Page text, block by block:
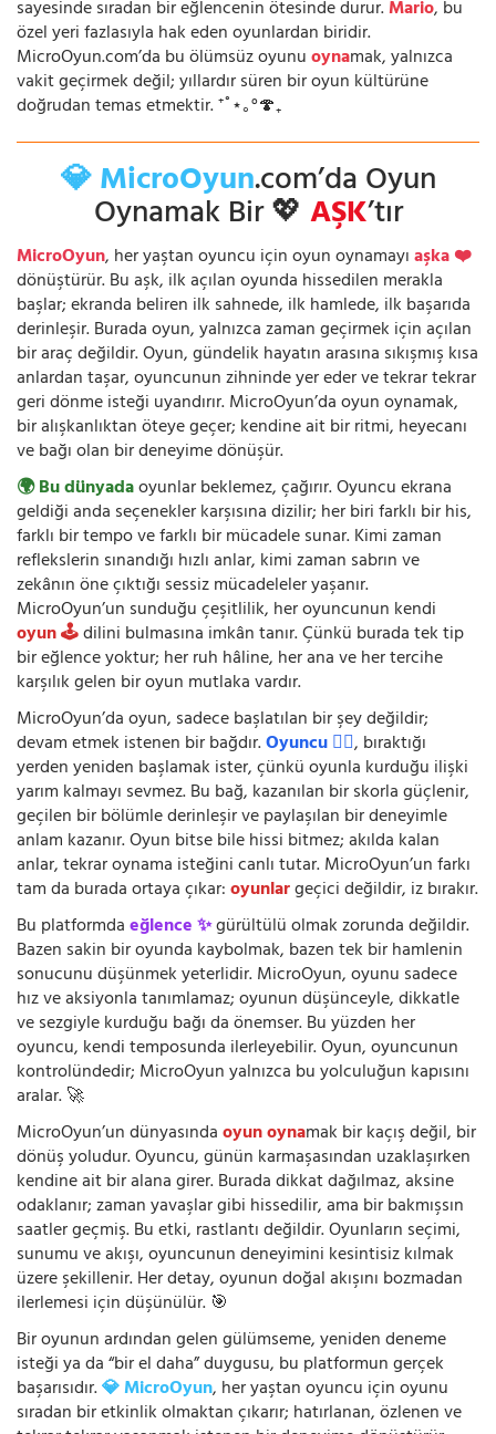
sayesinde sıradan bir eğlencenin ötesinde durur.Mario, bu
özel yeri fazlasıyla hak eden oyunlardan biridir.
MicroOyun.com’da bu ölümsüz oyunuoynamak, yalnızca
vakit geçirmek değil; yıllardır süren bir oyun kültürüne
doğrudan temas etmektir. ⁺˚⋆｡°🍄₊
💎 MicroOyun.com’da Oyun
Oynamak Bir 💖AŞK’tır
MicroOyun, her yaştan oyuncu için oyun oynamayıaşka ❤️
dönüştürür. Bu aşk, ilk açılan oyunda hissedilen merakla
başlar; ekranda beliren ilk sahnede, ilk hamlede, ilk başarıda
derinleşir. Burada oyun, yalnızca zaman geçirmek için açılan
bir araç değildir. Oyun, gündelik hayatın arasına sıkışmış kısa
anlardan taşar, oyuncunun zihninde yer eder ve tekrar tekrar
geri dönme isteği uyandırır. MicroOyun’da oyun oynamak,
bir alışkanlıktan öteye geçer; kendine ait bir ritmi, heyecanı
ve bağı olan bir deneyime dönüşür.
🌍 Bu dünyadaoyunlar beklemez, çağırır. Oyuncu ekrana
geldiği anda seçenekler karşısına dizilir; her biri farklı bir his,
farklı bir tempo ve farklı bir mücadele sunar. Kimi zaman
reflekslerin sınandığı hızlı anlar, kimi zaman sabrın ve
zekânın öne çıktığı sessiz mücadeleler yaşanır.
MicroOyun’un sunduğu çeşitlilik, her oyuncunun kendi
oyun 🕹️dilini bulmasına imkân tanır. Çünkü burada tek tip
bir eğlence yoktur; her ruh hâline, her ana ve her tercihe
karşılık gelen bir oyun mutlaka vardır.
MicroOyun’da oyun, sadece başlatılan bir şey değildir;
devam etmek istenen bir bağdır.Oyuncu 🧍‍♂️, bıraktığı
yerden yeniden başlamak ister, çünkü oyunla kurduğu ilişki
yarım kalmayı sevmez. Bu bağ, kazanılan bir skorla güçlenir,
geçilen bir bölümle derinleşir ve paylaşılan bir deneyimle
anlam kazanır. Oyun bitse bile hissi bitmez; akılda kalan
anlar, tekrar oynama isteğini canlı tutar. MicroOyun’un farkı
tam da burada ortaya çıkar:oyunlargeçici değildir, iz bırakır.
Bu platformdaeğlence ✨gürültülü olmak zorunda değildir.
Bazen sakin bir oyunda kaybolmak, bazen tek bir hamlenin
sonucunu düşünmek yeterlidir. MicroOyun, oyunu sadece
hız ve aksiyonla tanımlamaz; oyunun düşünceyle, dikkatle
ve sezgiyle kurduğu bağı da önemser. Bu yüzden her
oyuncu, kendi temposunda ilerleyebilir. Oyun, oyuncunun
kontrolündedir; MicroOyun yalnızca bu yolculuğun kapısını
aralar. 🚀
MicroOyun’un dünyasındaoyun oynamak bir kaçış değil, bir
dönüş yoludur. Oyuncu, günün karmaşasından uzaklaşırken
kendine ait bir alana girer. Burada dikkat dağılmaz, aksine
odaklanır; zaman yavaşlar gibi hissedilir, ama bir bakmışsın
saatler geçmiş. Bu etki, rastlantı değildir. Oyunların seçimi,
sunumu ve akışı, oyuncunun deneyimini kesintisiz kılmak
üzere şekillenir. Her detay, oyunun doğal akışını bozmadan
ilerlemesi için düşünülür. 🎯
Bir oyunun ardından gelen gülümseme, yeniden deneme
isteği ya da “bir el daha” duygusu, bu platformun gerçek
başarısıdır.💎 MicroOyun, her yaştan oyuncu için oyunu
sıradan bir etkinlik olmaktan çıkarır; hatırlanan, özlenen ve